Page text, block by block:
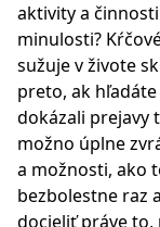
aktivity a
minulosti?
sužuje v živote
preto, ak
dokázali prejavy
možno úplne
a možnosti, ako
bezbolestne raz
docieliť práve to,